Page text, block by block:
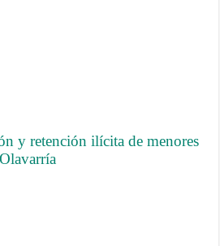
y retención ilícita de menores